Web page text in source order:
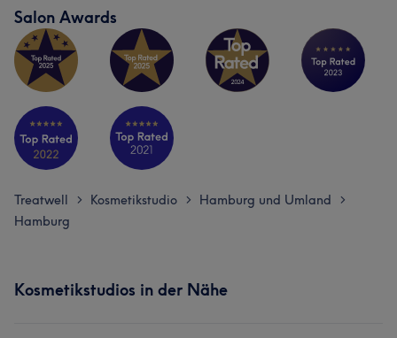
Salon Awards
Treatwell > Kosmetikstudio > Hamburg und Umland >
Hamburg
Kosmetikstudios in der Nähe